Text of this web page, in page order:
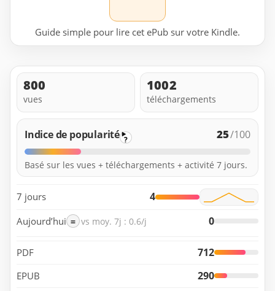
Guide simple pour lire cet ePub sur votre Kindle.
800
vues
1002
téléchargements
Indice de popularité ? 25/100
Basé sur les vues + téléchargements + activité 7 jours.
7 jours 4
Aujourd’hui = vs moy. 7j : 0.6/j 0
PDF 712
EPUB 290